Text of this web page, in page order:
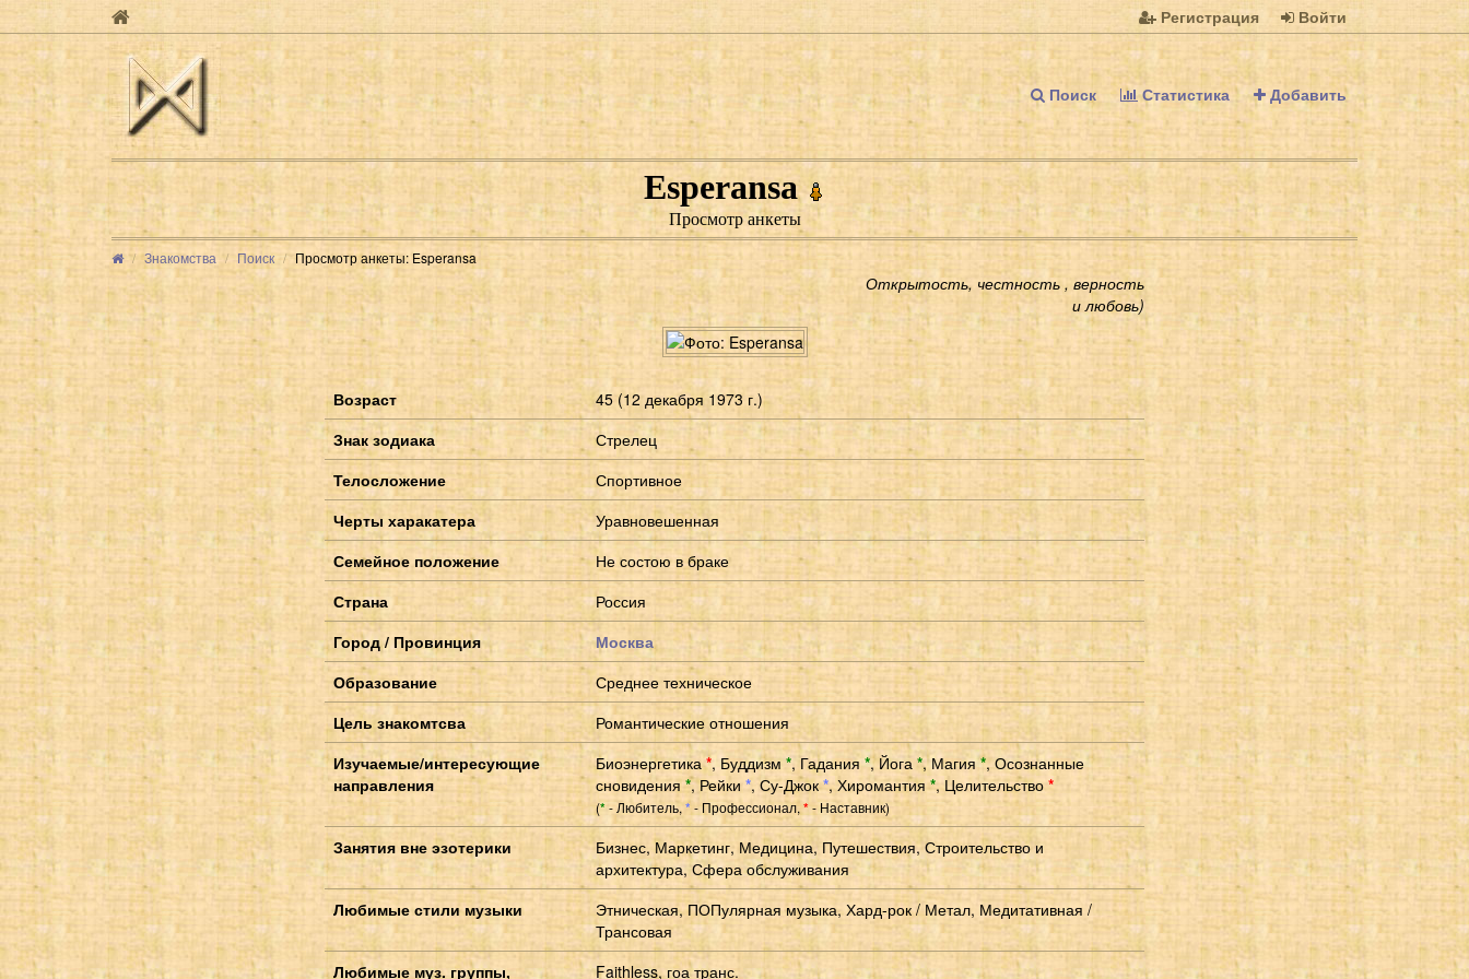
Регистрация Войти
Поиск Статистика Добавить
Esperansa
Просмотр анкеты
Знакомства Поиск Просмотр анкеты: Esperansa
Открытость, честность , верность
и любовь)
Возраст
45 (12 декабря 1973 г.)
Знак зодиака
Стрелец
Телосложение
Спортивное
Черты харакатера
Уравновешенная
Семейное положение
Не состою в браке
Страна
Россия
Город / Провинция
Москва
Образование
Среднее техническое
Цель знакомтсва
Романтические отношения
Изучаемые/интересующие
направления
Биоэнергетика*, Буддизм *, Гадания*,Йога *,Магия*,Осознанные
сновидения*,Рейки *, Су-Джок*,Хиромантия*,Целительство*
(*- Любитель,*- Профессионал,*- Наставник)
Занятия вне эзотерики
Бизнес, Маркетинг, Медицина, Путешествия, Строительство и
архитектура, Сфера обслуживания
Любимые стили музыки
Этническая, ПОПулярная музыка, Хард-рок / Метал, Медитативная /
Трансовая
Любимые муз. группы,
Faithless, гоа транс.